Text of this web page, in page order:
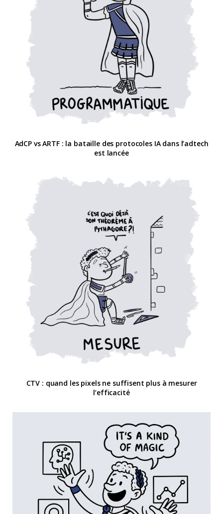
AdCP vs ARTF : la bataille des protocoles IA dans l’adtech
est lancée
CTV : quand les pixels ne suffisent plus à mesurer
l’efficacité